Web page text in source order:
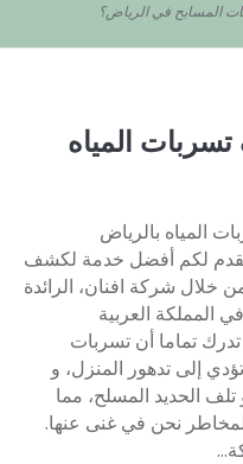
المسابح في الرياض؟
المياه
المياه بالرياض
نقدم لكم أفضل خدمة لكشف
خلال شركة افنان، الرائدة
المملكة العربية
تماما أن تسربات
إلى تدهور المنزل، و
تلف الحديد المسلح، مما
نحن في غنى عنها.